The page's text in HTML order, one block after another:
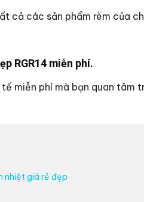
cả các sản phẩm rèm của
RGR14 miễn phí.
miễn phí mà bạn quan tâm
nhiệt giá rẻ đẹp